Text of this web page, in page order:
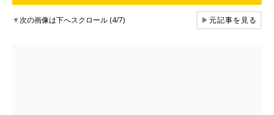
▼次の画像は下へスクロール (4/7) ▶元記事を見る